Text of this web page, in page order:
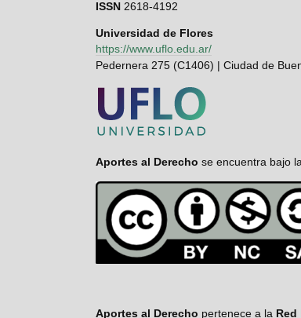
ISSN 2618-4192
Universidad de Flores
https://www.uflo.edu.ar/
Pedernera 275 (C1406) | Ciudad de
Aportes al Derecho se encuentra bajo
Aportes al Derecho pertenece a la